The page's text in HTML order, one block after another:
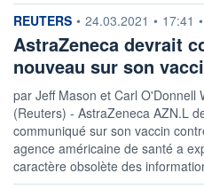
information fournie par
REUTERS • 24.03.2021 • 17:41 •
AstraZeneca devrait
nouveau sur son
par Jeff Mason et Carl O'Donnell
(Reuters) - AstraZeneca AZN.L
communiqué sur son vaccin
agence américaine de santé a
caractère obsolète des